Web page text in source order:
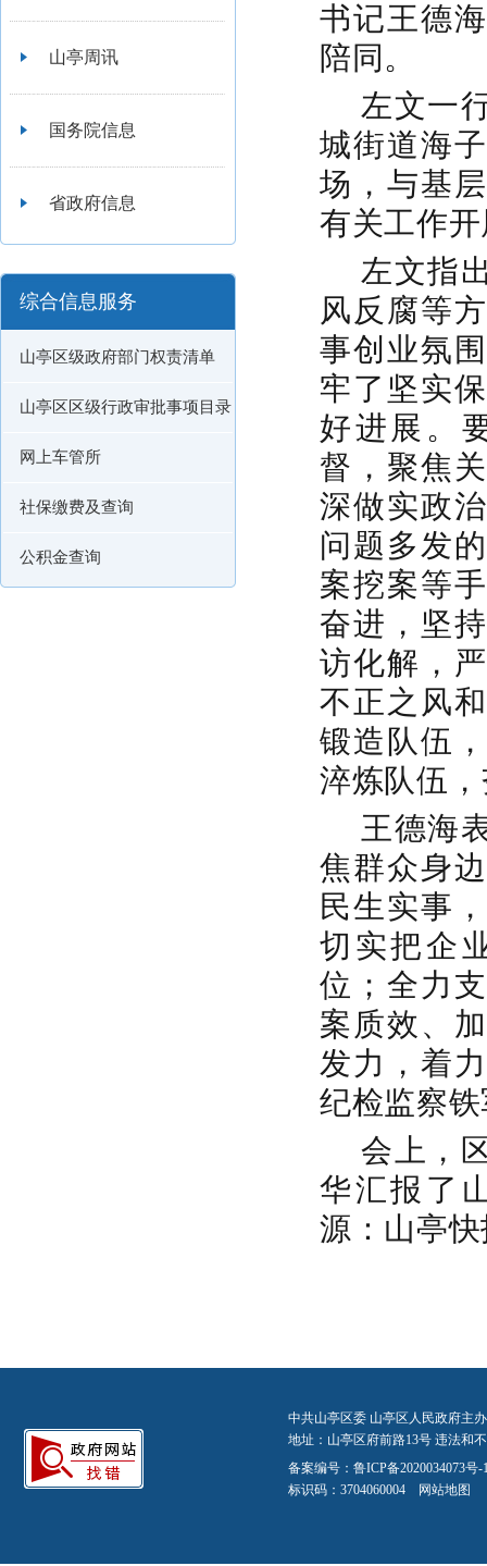
山亭周讯
国务院信息
省政府信息
综合信息服务
山亭区级政府部门权责清单
山亭区区级行政审批事项目录
网上车管所
社保缴费及查询
公积金查询
书记王德
陪同。
左文一
城街道海
场，与基
有关工作
左文指
风反腐等
事创业氛
牢了坚实
好进展。
督，聚焦
深做实政
问题多发
案挖案等
奋进，坚
访化解，
不正之风
锻造队伍
淬炼队伍
王德海
焦群众身
民生实事
切实把企
位；全力
案质效、
发力，着
纪检监察
会上，
华汇报了
源：山亭
中共山亭区委 山亭区人民政府主
地址：山亭区府前路13号 违法和
备案编号： 鲁ICP备2020034073号-
标识码：3704060004 网站地图